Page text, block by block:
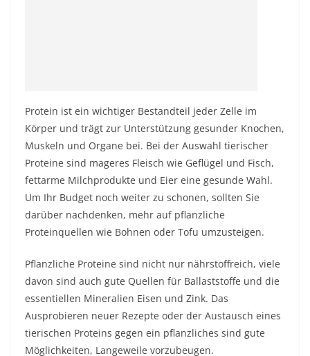
Protein ist ein wichtiger Bestandteil jeder Zelle im
Körper und trägt zur Unterstützung gesunder Knochen,
Muskeln und Organe bei. Bei der Auswahl tierischer
Proteine ​​sind mageres Fleisch wie Geflügel und Fisch,
fettarme Milchprodukte und Eier eine gesunde Wahl.
Um Ihr Budget noch weiter zu schonen, sollten Sie
darüber nachdenken, mehr auf pflanzliche
Proteinquellen wie Bohnen oder Tofu umzusteigen.
Pflanzliche Proteine ​​sind nicht nur nährstoffreich, viele
davon sind auch gute Quellen für Ballaststoffe und die
essentiellen Mineralien Eisen und Zink. Das
Ausprobieren neuer Rezepte oder der Austausch eines
tierischen Proteins gegen ein pflanzliches sind gute
Möglichkeiten, Langeweile vorzubeugen.